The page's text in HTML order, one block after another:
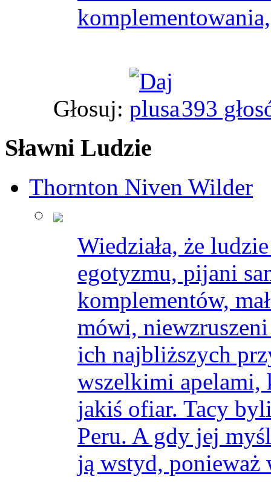
Głosuj: 393
Sławni Ludzie
Thornton Niven Wilder
Wiedziała, że
egotyzmu, pijani
komplementów,
mówi,
ich najbliższych
wszelkimi apelami,
jakiś ofiar. Tacy
Peru. A gdy jej
ją wstyd, ponieważ